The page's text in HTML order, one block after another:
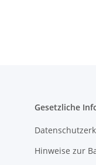
Gesetzliche
Hinweise zur